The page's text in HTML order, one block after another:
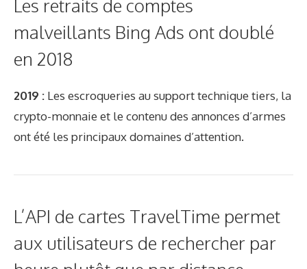
Les retraits de comptes
malveillants Bing Ads ont doublé
en 2018
2019 : Les escroqueries au support technique tiers, la
crypto-monnaie et le contenu des annonces d’armes
ont été les principaux domaines d’attention.
L’API de cartes TravelTime permet
aux utilisateurs de rechercher par